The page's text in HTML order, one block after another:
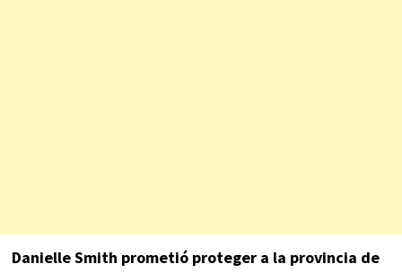
Danielle Smith prometió proteger a la provincia de